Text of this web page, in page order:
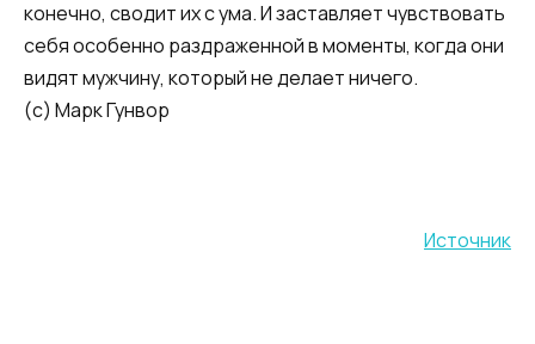
конечно, сводит их с ума. И заставляет чувствовать
себя особенно раздраженной в моменты, когда они
видят мужчину, который не делает ничего.
(с) Марк Гунвор
Источник